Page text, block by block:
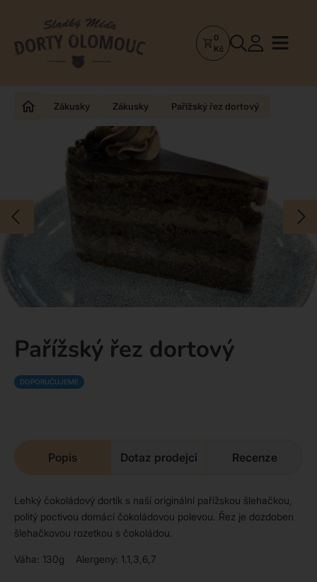
Dorty
Zakázkové
0
Kč
Zákusky Zákusky Pařížský řez dortový
Pařížský řez dortový
DOPORUČUJEME
Popis Dotaz prodejci Recenze
Lehký čokoládový dortík s naší originální pařížskou šlehačkou,
politý poctivou domácí čokoládovou polevou. Řez je dozdoben
šlehačkovou rozetkou s čokoládou.
Váha: 130g Alergeny: 1.1,3,6,7